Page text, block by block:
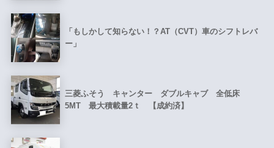
「もしかして知らない！？AT（CVT）車のシフトレバ
ー」
三菱ふそう キャンター ダブルキャブ 全低床
5MT 最大積載量2ｔ 【成約済】